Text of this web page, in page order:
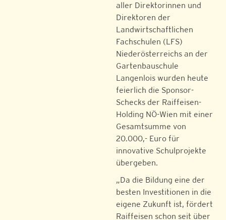
aller Direktorinnen und
Direktoren der
Landwirtschaftlichen
Fachschulen (LFS)
Niederösterreichs an der
Gartenbauschule
Langenlois wurden heute
feierlich die Sponsor-
Schecks der Raiffeisen-
Holding NÖ-Wien mit einer
Gesamtsumme von
20.000,- Euro für
innovative Schulprojekte
übergeben.
„Da die Bildung eine der
besten Investitionen in die
eigene Zukunft ist, fördert
Raiffeisen schon seit über